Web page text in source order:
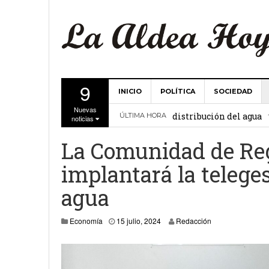
9
Nuevas
noticias
INICIO POLÍTICA SOCIEDAD
ÚLTIMA HORA
La Comunidad de
distribución del agua
Valencia
27 febrero,
Gobierno de
La Comunidad de
19 diciembre, 2023
Víctor Hernández
La Comunidad de
implantará la
agua
Economía 15 julio, 202415 julio, 2024
Redacción